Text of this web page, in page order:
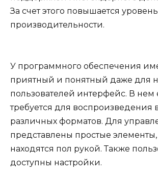
За счет этого повышается уровень
производительности.
У программного обеспечения
приятный и понятный даже для
пользователей интерфейс. В нем
требуется для воспроизведения
различных форматов. Для
представлены простые
находятся пол рукой. Также
доступны настройки.